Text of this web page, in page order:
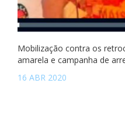
Mobilização contra os
amarela e campanha de
16 ABR 2020